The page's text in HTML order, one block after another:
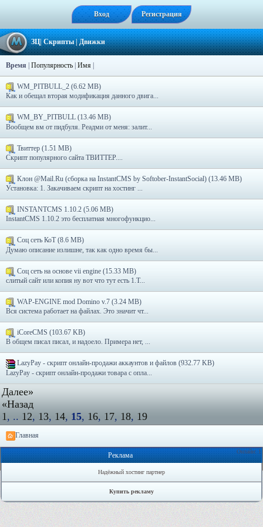
Вход Регистрация
ЗЦ|Скрипты|Движки
Время Популярность Имя
WM_PITBULL_2 (6.62 MB)
Как и обещал вторая модификация данного двига...
WM_BY_PITBULL (13.46 MB)
Вообщем вм от пидбуля. Реадми от меня: залит...
Твиттер (1.51 MB)
Скрипт популярного сайта ТВИТТЕР....
Клон @Mail.Ru (сборка на InstantCMS by Softober-InstantSocial) (13.46 MB)
Установка: 1. Закачиваем скрипт на хостинг ...
INSTANTCMS 1.10.2 (5.06 MB)
InstantCMS 1.10.2 это бесплатная многофункцио...
Соц сеть КоТ (8.6 MB)
Думаю описание излишне, так как одно время бы...
Соц сеть на основе vii engine (15.33 MB)
слитый сайт или копия ну вот что тут есть 1.Т...
WAP-ENGINE mod Domino v.7 (3.24 MB)
Вся система работает на файлах. Это значит чт...
iCoreCMS (103.67 KB)
В общем писал писал, и надоело. Примера нет, ...
LazyPay - скрипт онлайн-продажи аккаунтов и файлов (932.77 KB)
LazyPay - скрипт онлайн-продажи товара с опла...
Далее»
«Назад
1 , .. 12, 13, 14, 15, 16, 17, 18, 19
Главная
Онлайн: 1
Реклама
Надёжный хостинг партнер
Купить рекламу